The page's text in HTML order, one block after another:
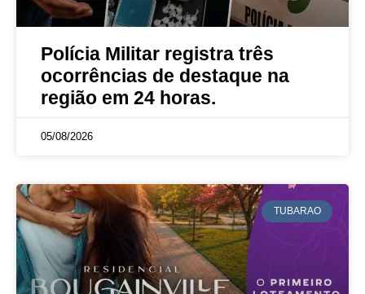
Polícia Militar registra três
ocorrências de destaque na
região em 24 horas.
05/08/2026
TUBARAO